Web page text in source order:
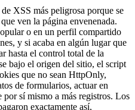
XSS más peligrosa porque se
ven la página envenenada.
o en un perfil compartido
y si acaba en algún lugar que
hasta el control total de la
bajo el origen del sitio, el script
que no sean HttpOnly,
de formularios, actuar en
sí mismo a más registros. Los
exactamente así,